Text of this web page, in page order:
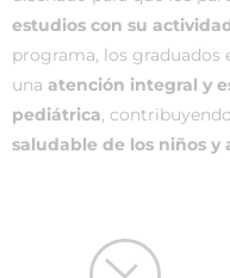
estudios con su
programa, los graduados
una atención integral y
pediátrica,
saludable de los niños y